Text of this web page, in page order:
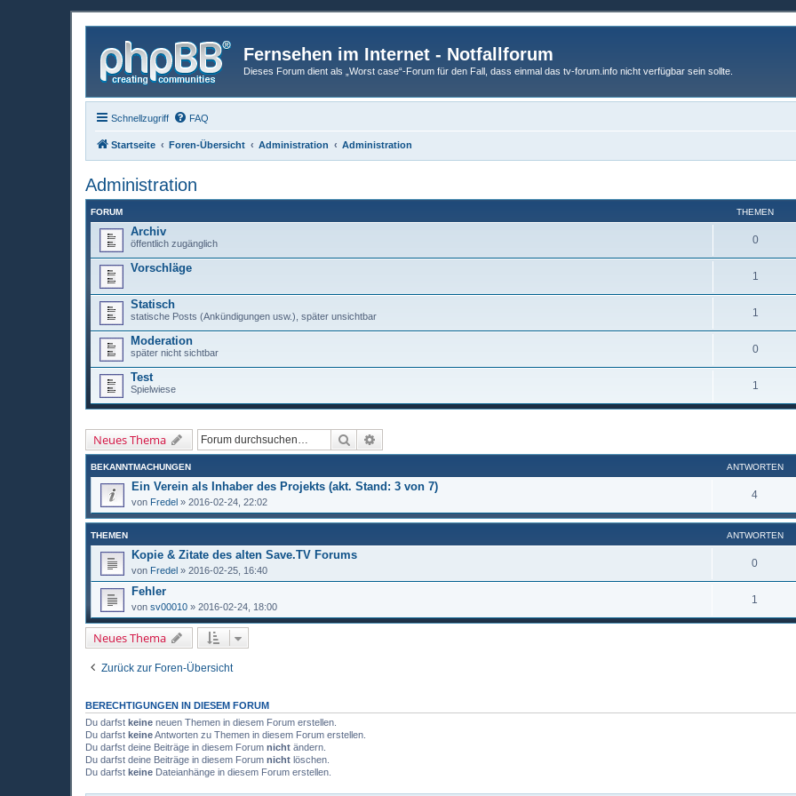
Fernsehen im Internet - Notfallforum
Dieses Forum dient als „Worst case“-Forum für den Fall, dass einmal das tv-forum.info nicht verfügbar sein sollte.
Schnellzugriff FAQ
Startseite Foren-Übersicht Administration Administration
Administration
FORUM THEMEN
Archiv
öffentlich zugänglich 0
Vorschläge
1
Statisch
statische Posts (Ankündigungen usw.), später unsichtbar 1
Moderation
später nicht sichtbar 0
Test
Spielwiese 1
Neues Thema Suche
BEKANNTMACHUNGEN ANTWORTEN
Ein Verein als Inhaber des Projekts (akt. Stand: 3 von 7)
von Fredel » 2016-02-24, 22:02
4
THEMEN ANTWORTEN
Kopie & Zitate des alten Save.TV Forums
von Fredel » 2016-02-25, 16:40
0
Fehler
von sv00010 » 2016-02-24, 18:00
1
Neues Thema
Zurück zur Foren-Übersicht
BERECHTIGUNGEN IN DIESEM FORUM
Du darfst keine neuen Themen in diesem Forum erstellen.
Du darfst keineAntworten zu Themen in diesem Forum erstellen.
Du darfst deine Beiträge in diesem Forum nicht ändern.
Du darfst deine Beiträge in diesem Forum nicht löschen.
Du darfst keine Dateianhänge in diesem Forum erstellen.